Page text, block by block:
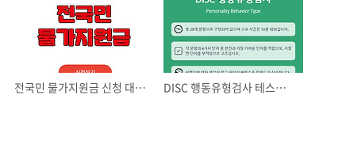
전국민 물가지원금 신청 대상자 조회 DISC 행동유형검사 테스트 시작하기